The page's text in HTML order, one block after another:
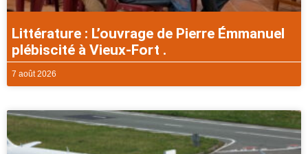
Littérature : L’ouvrage de Pierre Émmanuel
plébiscité à Vieux-Fort .
7 août 2026